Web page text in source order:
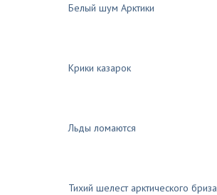
Белый шум Арктики
Крики казарок
Льды ломаются
Тихий шелест арктического бриза